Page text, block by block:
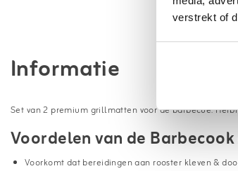
verstrekt of
Informatie
Set van 2 premium grillmatten voor de barbecue.
Voordelen van de
Voorkomt dat bereidingen aan rooster kleven &